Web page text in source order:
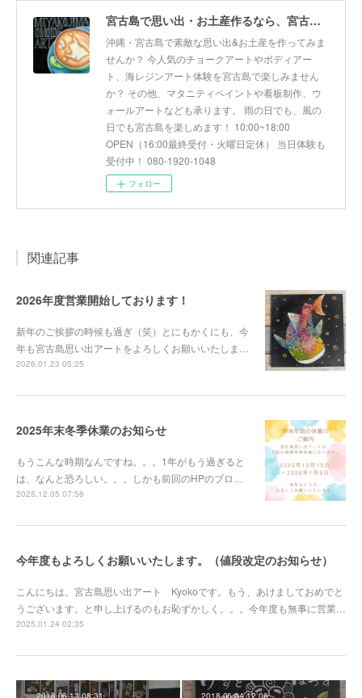
宮古島で思い出・お土産作るなら、宮古島思い出アート。人気のボディアートやチョークアート、海レジンアート体験が楽しめます！
沖縄・宮古島で素敵な思い出&お土産を作ってみま
せんか？ 今人気のチョークアートやボディアー
ト、海レジンアート体験を宮古島で楽しみません
か？ その他、マタニティペイントや看板制作、ウ
ォールアートなども承ります。 雨の日でも、風の
日でも宮古島を楽しめます！ 10:00~18:00
OPEN（16:00最終受付・火曜日定休） 当日体験も
受付中！ 080-1920-1048
フォロー
関連記事
2026年度営業開始しております！
新年のご挨拶の時候も過ぎ（笑）とにもかくにも、今
年も宮古島思い出アートをよろしくお願いいたしま…
2026.01.23 05:25
2025年末冬季休業のお知らせ
もうこんな時期なんですね。。。1年がもう過ぎると
は、なんと恐ろしい。。。しかも前回のHPのブロ…
2025.12.05 07:56
今年度もよろしくお願いいたします。（値段改定のお知らせ）
こんにちは。宮古島思い出アート Kyokoです。もう、あけましておめでと
うございます。と申し上げるのもお恥ずかしく。。。今年度も無事に営業…
2025.01.24 02:35
2018.06.13 08:31 2018.06.04 12:06